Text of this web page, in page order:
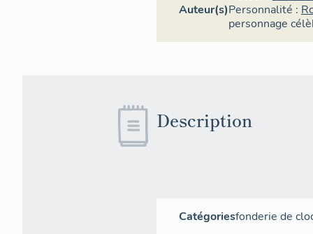
Auteur(s)Personnalité :
personnage
Description
Catégoriesfonderie de